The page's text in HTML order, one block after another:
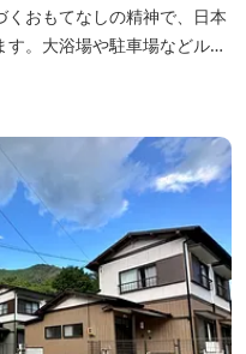
おもてなしの精神で、日本
。大浴場や駐車場などルー
ままに、穏やかな和のニュ
光にも、幅広くお役立てい